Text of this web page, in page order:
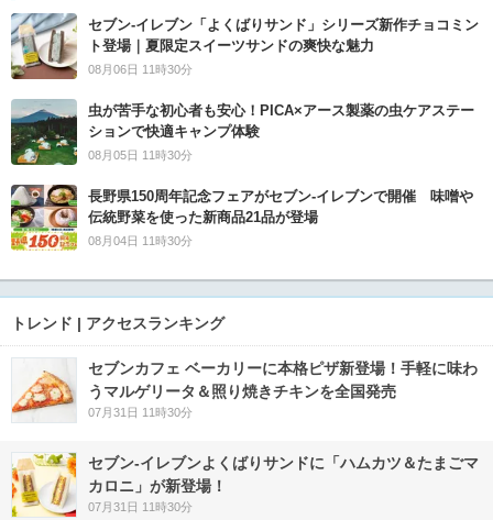
セブン‐イレブン「よくばりサンド」シリーズ新作チョコミン
ト登場｜夏限定スイーツサンドの爽快な魅力
08月06日 11時30分
虫が苦手な初心者も安心！PICA×アース製薬の虫ケアステー
ションで快適キャンプ体験
08月05日 11時30分
長野県150周年記念フェアがセブン-イレブンで開催 味噌や
伝統野菜を使った新商品21品が登場
08月04日 11時30分
トレンド | アクセスランキング
セブンカフェ ベーカリーに本格ピザ新登場！手軽に味わ
うマルゲリータ＆照り焼きチキンを全国発売
07月31日 11時30分
セブン‐イレブンよくばりサンドに「ハムカツ＆たまごマ
カロニ」が新登場！
07月31日 11時30分